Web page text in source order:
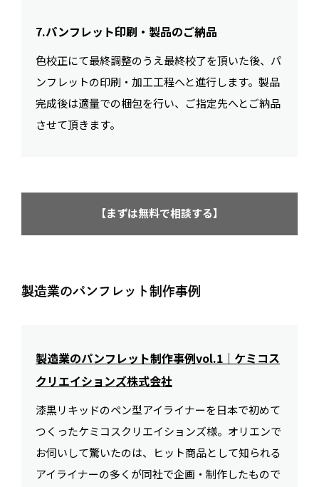
7.パンフレット印刷・製品のご納品
色校正にて最終調整のうえ最終校了を頂いた後、パ
ンフレットの印刷・加工工程へと進行します。製品
完成後は適量での梱包を行い、ご指定先へとご納品
させて頂きます。
【まずは無料で相談する】
製造業のパンフレット制作事例
製造業のパンフレット制作事例vol.1｜ケミコス
クリエイションズ株式会社
漆黒リキッドのペン型アイライナーを日本で初めて
つくったケミコスクリエイションズ様。オリエンで
お伺いして驚いたのは、ヒット商品として知られる
アイライナーの多くが同社で企画・制作したもので